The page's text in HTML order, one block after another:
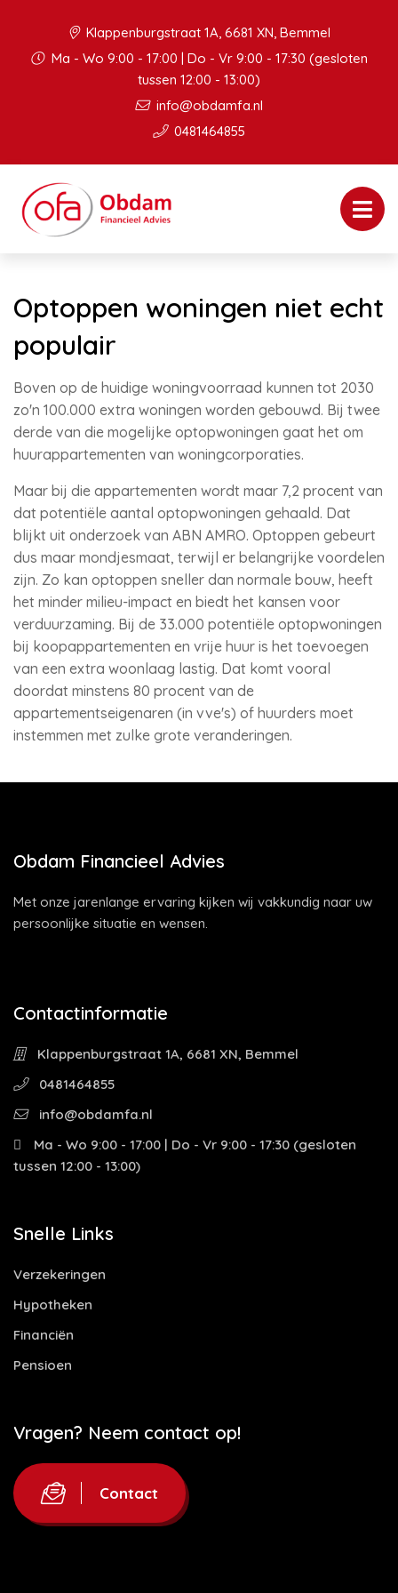
Klappenburgstraat 1A, 6681 XN, Bemmel
Ma - Wo 9:00 - 17:00 | Do - Vr 9:00 - 17:30 (gesloten
tussen 12:00 - 13:00)
info@obdamfa.nl
0481464855
Optoppen woningen niet echt
populair
Boven op de huidige woningvoorraad kunnen tot 2030
zo'n 100.000 extra woningen worden gebouwd. Bij twee
derde van die mogelijke optopwoningen gaat het om
huurappartementen van woningcorporaties.
Maar bij die appartementen wordt maar 7,2 procent van
dat potentiële aantal optopwoningen gehaald. Dat
blijkt uit onderzoek van ABN AMRO. Optoppen gebeurt
dus maar mondjesmaat, terwijl er belangrijke voordelen
zijn. Zo kan optoppen sneller dan normale bouw, heeft
het minder milieu-impact en biedt het kansen voor
verduurzaming. Bij de 33.000 potentiële optopwoningen
bij koopappartementen en vrije huur is het toevoegen
van een extra woonlaag lastig. Dat komt vooral
doordat minstens 80 procent van de
appartementseigenaren (in vve's) of huurders moet
instemmen met zulke grote veranderingen.
Obdam Financieel Advies
Met onze jarenlange ervaring kijken wij vakkundig naar uw
persoonlijke situatie en wensen.
Contactinformatie
Klappenburgstraat 1A, 6681 XN, Bemmel
0481464855
info@obdamfa.nl
Ma - Wo 9:00 - 17:00 | Do - Vr 9:00 - 17:30 (gesloten
tussen 12:00 - 13:00)
Snelle Links
Verzekeringen
Hypotheken
Financiën
Pensioen
Vragen? Neem contact op!
Contact